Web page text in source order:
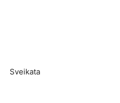
Sveikata